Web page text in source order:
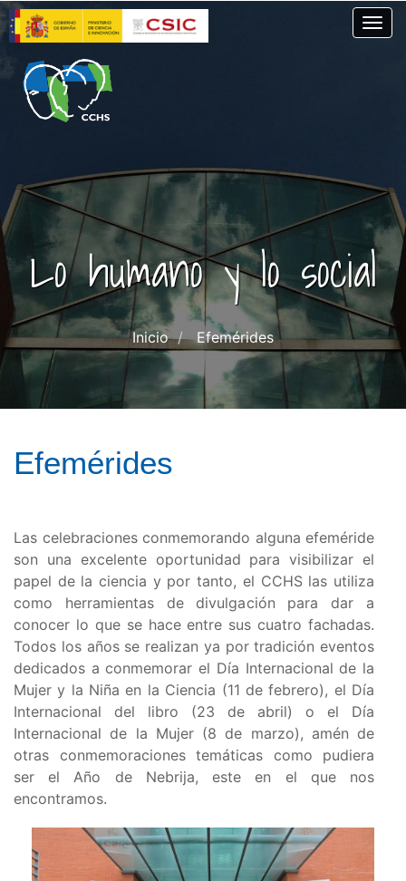
Pasar
al
contenido
principal
Lo humano y lo social
Inicio Efemérides
Efemérides
Las celebraciones conmemorando alguna efeméride
son una excelente oportunidad para visibilizar el
papel de la ciencia y por tanto, el CCHS las utiliza
como herramientas de divulgación para dar a
conocer lo que se hace entre sus cuatro fachadas.
Todos los años se realizan ya por tradición eventos
dedicados a conmemorar el Día Internacional de la
Mujer y la Niña en la Ciencia (11 de febrero), el Día
Internacional del libro (23 de abril) o el Día
Internacional de la Mujer (8 de marzo), amén de
otras conmemoraciones temáticas como pudiera
ser el Año de Nebrija, este en el que nos
encontramos.